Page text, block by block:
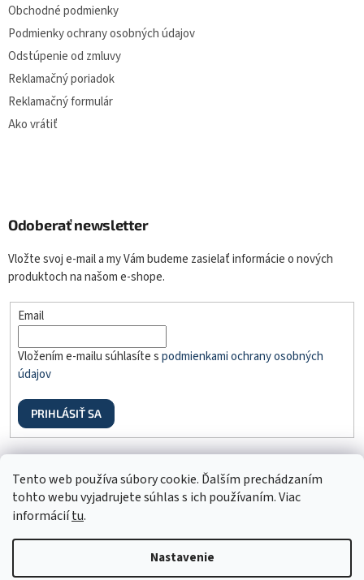
Tento web používa súbory cookie. Ďalším prechádzaním
tohto webu vyjadrujete súhlas s ich používaním. Viac
informáciítu.
Nastavenie
Obchodné podmienky
Podmienky ochrany osobných údajov
Odstúpenie od zmluvy
Reklamačný poriadok
Reklamačný formulár
Ako vrátiť
Odoberať newsletter
Vložte svoj e-mail a my Vám budeme zasielať informácie o nových
produktoch na našom e-shope.
Email
Vložením e-mailu súhlasíte spodmienkami ochrany osobných
údajov
PRIHLÁSIŤ SA
Odstúpenie od zmluvy
Vytvoril Shoptet